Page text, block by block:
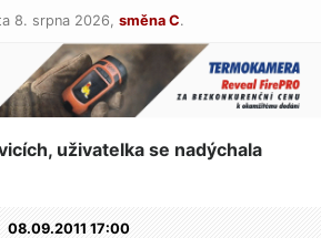
8. srpna 2026, směna C.
uživatelka se nadýchala
08.09.2011 17:00